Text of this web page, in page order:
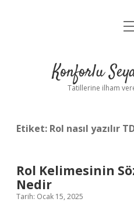
Yasal
Konforlu
Tatillerine ilham
Etiket: Rol nasıl yazılır
Rol Kelimesinin
Nedir
Tarih: Ocak 15, 2025